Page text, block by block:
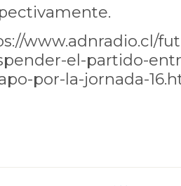
www.adnradio.cl/
el-partido-
por-la-jornada-